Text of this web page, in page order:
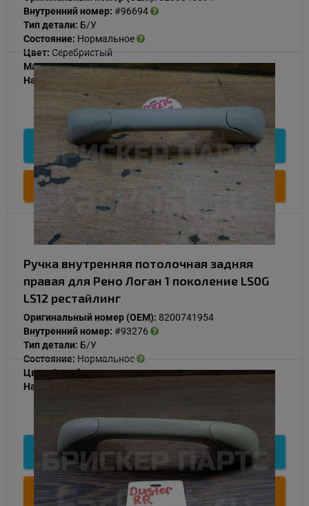
Внутренний номер: #96694
Тип детали: Б/У
Состояние: Нормальное
Цвет: Серебристый
Материал:Пластик
Наличие:
500
Подробнее
Купить
Ручка внутренняя потолочная задняя
правая для Рено Логан 1 поколение LS0G
LS12 рестайлинг
Оригинальный номер (OEM): 8200741954
Внутренний номер: #93276
Тип детали: Б/У
Состояние: Нормальное
Цвет:Серый
Наличие:
500
Подробнее
Купить